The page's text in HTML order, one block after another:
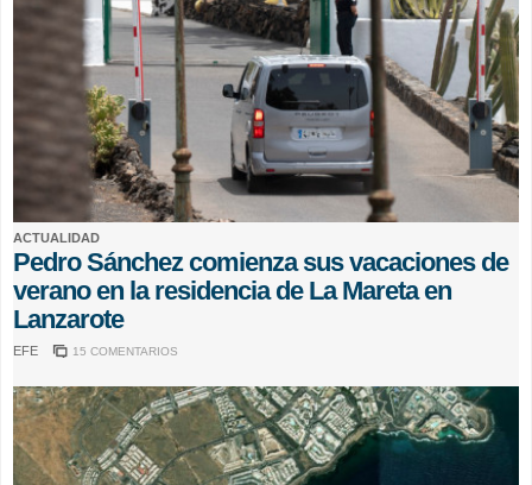
ACTUALIDAD
Pedro Sánchez comienza sus vacaciones de
verano en la residencia de La Mareta en
Lanzarote
EFE 15 COMENTARIOS